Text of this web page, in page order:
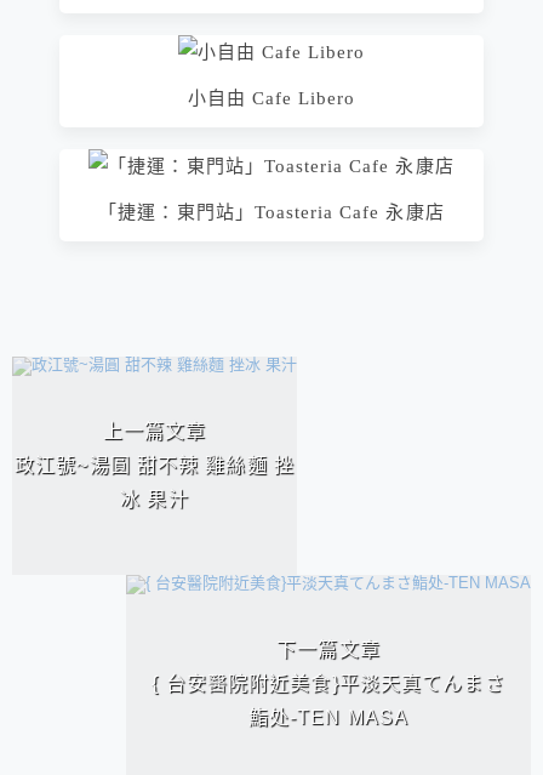
小自由 Cafe Libero
「捷運：東門站」Toasteria Cafe 永康店
相連文章
上一篇文章
政江號~湯圓 甜不辣 雞絲麵 挫
冰 果汁
下一篇文章
{ 台安醫院附近美食}平淡天真てんまさ
鮨处-TEN MASA